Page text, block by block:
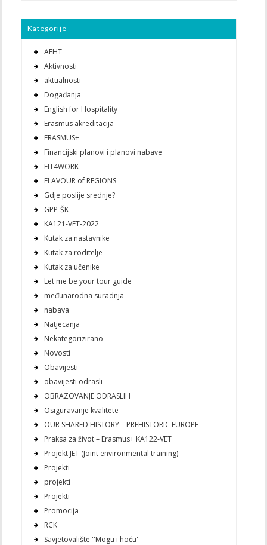
Kategorije
AEHT
Aktivnosti
aktualnosti
Događanja
English for Hospitality
Erasmus akreditacija
ERASMUS+
Financijski planovi i planovi nabave
FIT4WORK
FLAVOUR of REGIONS
Gdje poslije srednje?
GPP-ŠK
KA121-VET-2022
Kutak za nastavnike
Kutak za roditelje
Kutak za učenike
Let me be your tour guide
međunarodna suradnja
nabava
Natjecanja
Nekategorizirano
Novosti
Obavijesti
obavijesti odrasli
OBRAZOVANJE ODRASLIH
Osiguravanje kvalitete
OUR SHARED HISTORY – PREHISTORIC EUROPE
Praksa za život – Erasmus+ KA122-VET
Projekt JET (Joint environmental training)
Projekti
projekti
Projekti
Promocija
RCK
Savjetovalište ''Mogu i hoću''